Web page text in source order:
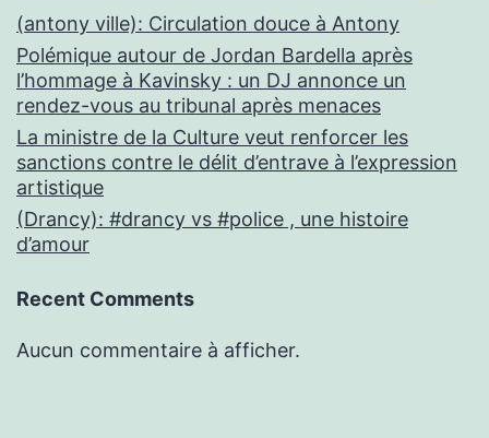
(antony ville): Circulation douce à Antony
Polémique autour de Jordan Bardella après
l’hommage à Kavinsky : un DJ annonce un
rendez-vous au tribunal après menaces
La ministre de la Culture veut renforcer les
sanctions contre le délit d’entrave à l’expression
artistique
(Drancy): #drancy vs #police , une histoire
d’amour
Recent Comments
Aucun commentaire à afficher.